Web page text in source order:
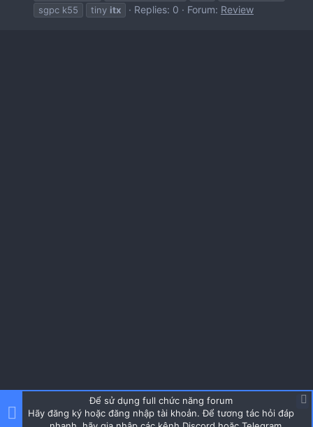
sgpc k55
tiny itx Replies: 0 Forum: Review
Để sử dụng full chức năng forum
Hãy đăng ký hoặc đăng nhập tài khoản. Để tương tác hỏi đáp